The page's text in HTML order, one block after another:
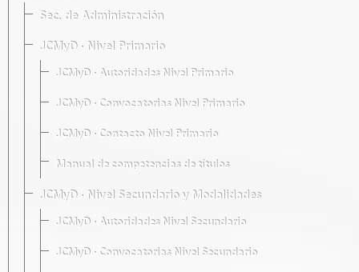
Sec. de Administración
JCMyD · Nivel Primario
JCMyD · Autoridades Nivel Primario
JCMyD · Convocatorias Nivel Primario
JCMyD · Contacto Nivel Primario
Manual de competencias de títulos
JCMyD · Nivel Secundario y Modalidades
JCMyD · Autoridades Nivel Secundario
JCMyD · Convocatorias Nivel Secundario